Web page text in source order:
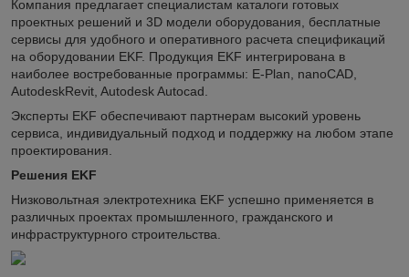
Компания предлагает специалистам каталоги готовых
проектных решений и 3D модели оборудования, бесплатные
сервисы для удобного и оперативного расчета спецификаций
на оборудовании EKF. Продукция EKF интегрирована в
наиболее востребованные программы: E-Plan, nanoCAD,
AutodeskRevit, Autodesk Autocad.
Эксперты EKF обеспечивают партнерам высокий уровень
сервиса, индивидуальный подход и поддержку на любом этапе
проектирования.
Решения EKF
Низковольтная электротехника EKF успешно применяется в
различных проектах промышленного, гражданского и
инфраструктурного строительства.